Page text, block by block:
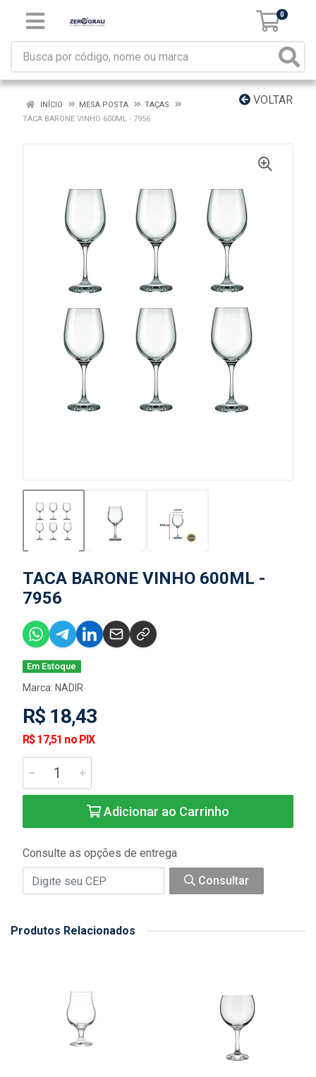
0
VOLTAR
INÍCIO MESA POSTA
TAÇAS
TACA BARONE VINHO 600ML - 7956
TACA BARONE VINHO 600ML -
7956
Em Estoque
Marca: NADIR
R$ 18,43
R$ 17,51 no PIX
Adicionar ao Carrinho
Consulte as opções de entrega
Consultar
Produtos Relacionados